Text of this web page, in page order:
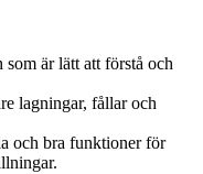
är lätt att förstå och
lagningar, fållar och
och bra funktioner för